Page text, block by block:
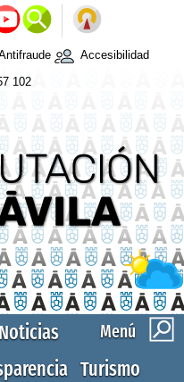
Accesibilidad
102
Menú
Turismo